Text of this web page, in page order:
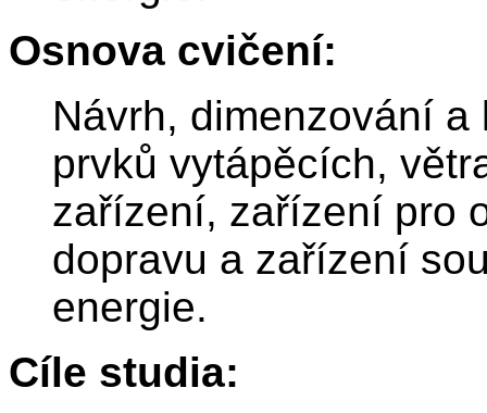
Osnova cvičení:
Návrh, dimenzování
prvků vytápěcích,
zařízení, zařízení pro
dopravu a zařízení
energie.
Cíle studia: